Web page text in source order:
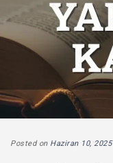
Posted on Haziran 10, 2025